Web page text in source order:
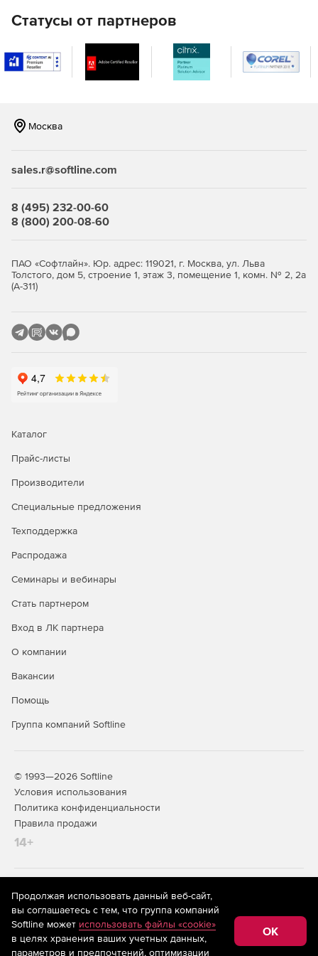
Directory.
Мгновенная очистка Active Directory (от устаревших
объектов).
Автоматическая и плановая инвентаризация систем с
ОС Windows с экспортом данных в HTML, CSV, БД
Средства миграции Windows Active Directory между
доменами и серверами.
компьютеров из режима сна (технология Wake On
LAN).
параметров функции контроля учетных записей,
брандмауэра.
Windows WMI с помощью графического интерфейса.
Удаленное восстановление ключей продуктов.
доменами и рабочими группами.
Задачи администрирования можно выполнять
Мастер настройки для быстрого начала работы.
Одна лицензия ИТ-администратора для
серверов и рабочих станций.
испанском, итальянском, немецком и французском.
Статусы от партнеров
Москва
sales.r@softline.com
8 (495) 232-00-60
8 (800) 200-08-60
ПАО «Софтлайн». Юр. адрес: 119021, г. Москва, ул. Льва
Толстого, дом 5, строение 1, этаж 3, помещение 1, комн. № 2, 2а
(А-311)
Каталог
Прайс-листы
Производители
Специальные предложения
Техподдержка
Распродажа
Семинары и вебинары
Стать партнером
Вход в ЛК партнера
О компании
Вакансии
Помощь
Группа компаний Softline
© 1993—2026 Softline
Условия использования
Политика конфиденциальности
Правила продажи
14+
На информационном ресурсе store.softline.ru применяются
рекомендательные технологии
(информационные технологии
предоставления информации на основе сбора,
систематизации и анализа сведений, относящихся к
предпочтениям пользователей сети «Интернет»,
находящихся на территории Российской Федерации)
Продолжая использовать данный веб-сайт,
вы соглашаетесь с тем, что группа компаний
Softline может использовать файлы «cookie»
в целях хранения ваших учетных данных,
параметров и предпочтений, оптимизации
OK